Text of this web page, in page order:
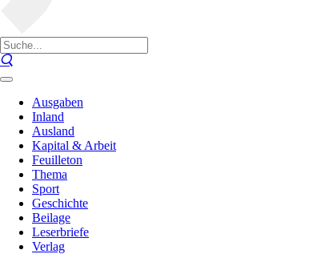
Ausgaben
Inland
Ausland
Kapital & Arbeit
Feuilleton
Thema
Sport
Geschichte
Beilage
Leserbriefe
Verlag